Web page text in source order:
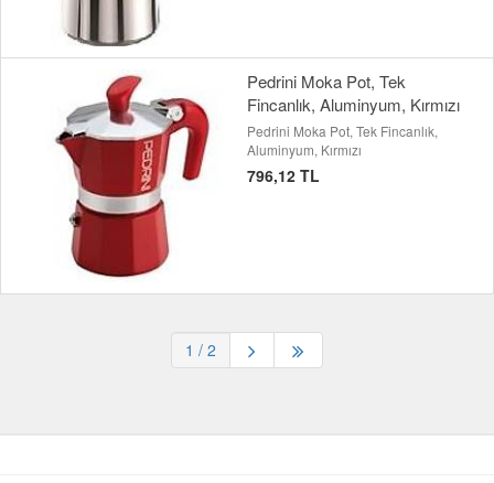
Pedrini Moka Pot, Tek
Fincanlık, Aluminyum, Kırmızı
Pedrini Moka Pot, Tek Fincanlık,
Aluminyum, Kırmızı
796,12 TL
1 / 2